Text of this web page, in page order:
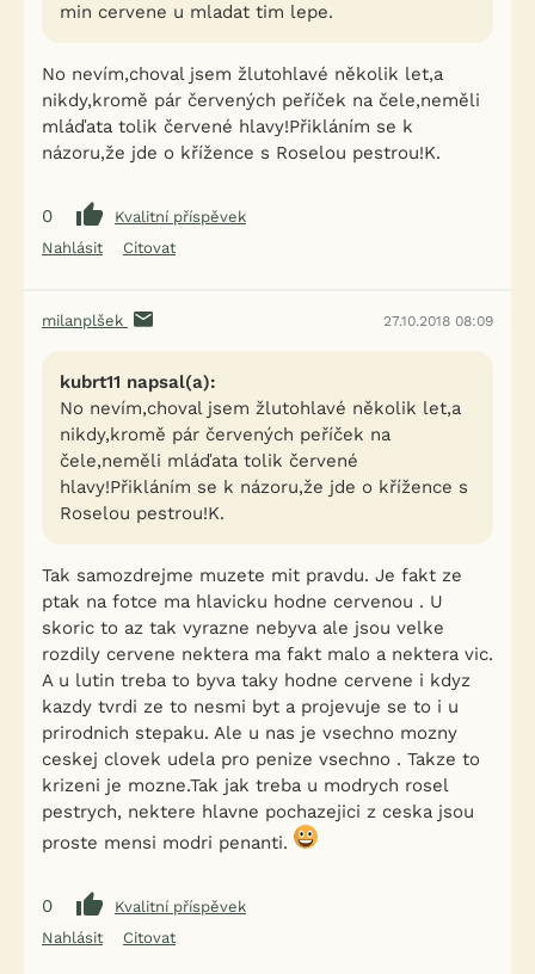
min cervene u mladat tim lepe.
No nevím,choval jsem žlutohlavé několik let,a
nikdy,kromě pár červených peříček na čele,neměli
mláďata tolik červené hlavy!Přikláním se k
názoru,že jde o křížence s Roselou pestrou!K.
0
Kvalitní příspěvek
Nahlásit
Citovat
milanplšek 27.10.2018 08:09
kubrt11 napsal(a):
No nevím,choval jsem žlutohlavé několik let,a
nikdy,kromě pár červených peříček na
čele,neměli mláďata tolik červené
hlavy!Přikláním se k názoru,že jde o křížence s
Roselou pestrou!K.
Tak samozdrejme muzete mit pravdu. Je fakt ze
ptak na fotce ma hlavicku hodne cervenou . U
skoric to az tak vyrazne nebyva ale jsou velke
rozdily cervene nektera ma fakt malo a nektera vic.
A u lutin treba to byva taky hodne cervene i kdyz
kazdy tvrdi ze to nesmi byt a projevuje se to i u
prirodnich stepaku. Ale u nas je vsechno mozny
ceskej clovek udela pro penize vsechno . Takze to
krizeni je mozne.Tak jak treba u modrych rosel
pestrych, nektere hlavne pochazejici z ceska jsou
proste mensi modri penanti.
0
Kvalitní příspěvek
Nahlásit
Citovat